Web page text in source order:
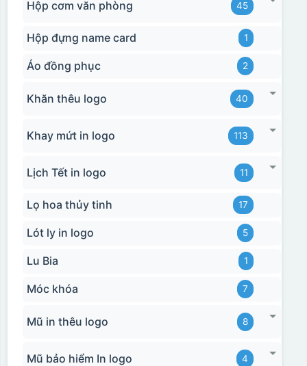
Hộp cơm văn phòng 45
Hộp đựng name card 1
Áo đồng phục 2
Khăn thêu logo 40
Khay mứt in logo 113
Lịch Tết in logo 11
Lọ hoa thủy tinh 17
Lót ly in logo 5
Lu Bia 1
Móc khóa 7
Mũ in thêu logo 8
Mũ bảo hiểm In logo 4